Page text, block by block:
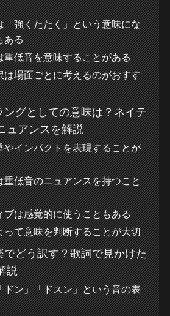
「強くたたく」という意味にな
ある
重低音を意味することがある
は場面ごとに考えるのがおすす
ングとしての意味は？ネイテ
ュアンスを解説
やインパクトを表現することが
重低音のニュアンスを持つこと
ブは感覚的に使うこともある
って意味を判断することが大切
でどう訳す？歌詞で見かけた
説
ドン」「ドスン」という音の表